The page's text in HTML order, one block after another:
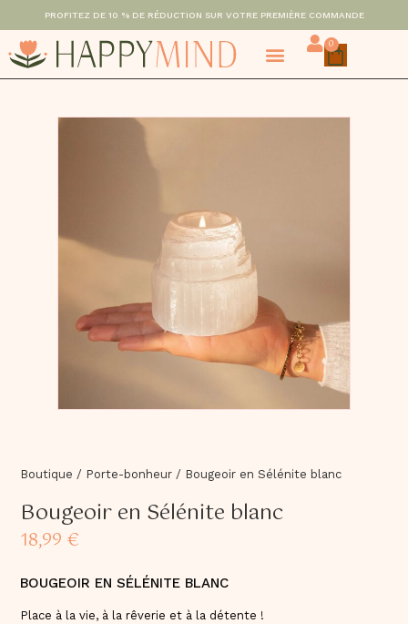
PROFITEZ DE 10 % DE RÉDUCTION SUR VOTRE PREMIÈRE COMMANDE
0
Boutique / Porte-bonheur / Bougeoir en Sélénite blanc
Bougeoir en Sélénite blanc
18,99 €
BOUGEOIR EN SÉLÉNITE BLANC
Place à la vie, à la rêverie et à la détente !